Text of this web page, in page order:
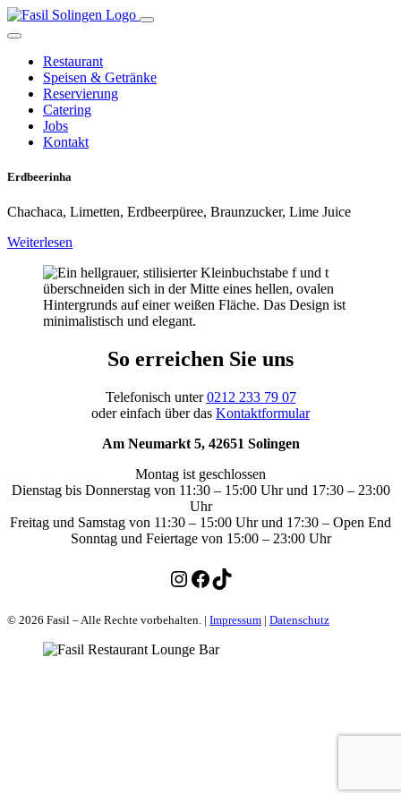
Restaurant
Speisen & Getränke
Reservierung
Catering
Jobs
Kontakt
Erdbeerinha
Chachaca, Limetten, Erdbeerpüree, Braunzucker, Lime Juice
Weiterlesen
So erreichen Sie uns
Telefonisch unter0212 233 79 07
oder einfach über das Kontaktformular
Am Neumarkt 5, 42651 Solingen
Montag ist geschlossen
Dienstag bis Donnerstag von 11:30 – 15:00 Uhr und 17:30 – 23:00
Uhr
Freitag und Samstag von 11:30 – 15:00 Uhr und 17:30 – Open End
Sonntag und Feiertage von 15:00 – 23:00 Uhr
Instagram
Facebook
TikTok
© 2026 Fasil – Alle Rechte vorbehalten. | Impressum | Datenschutz